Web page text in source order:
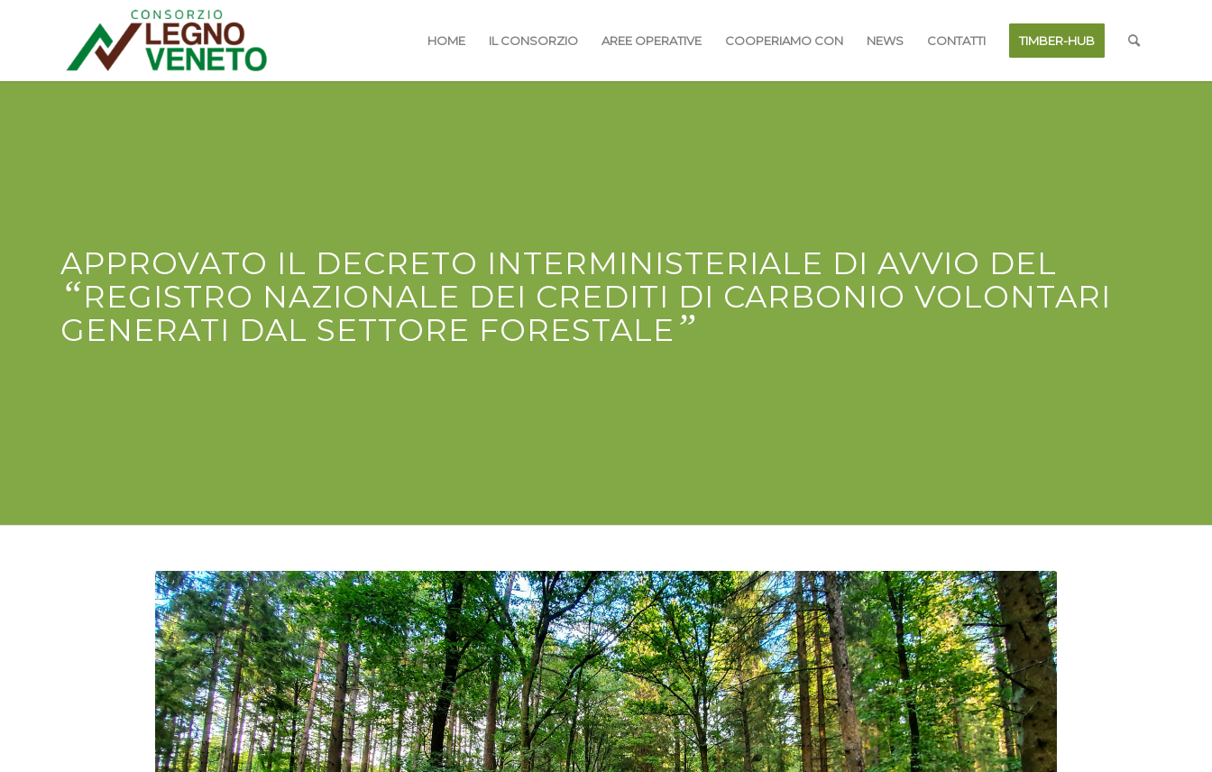
HOME IL CONSORZIO AREE OPERATIVE COOPERIAMO CON NEWS CONTATTI TIMBER-HUB
APPROVATO IL DECRETO INTERMINISTERIALE DI AVVIO DEL
“REGISTRO NAZIONALE DEI CREDITI DI CARBONIO VOLONTARI
GENERATI DAL SETTORE FORESTALE ”